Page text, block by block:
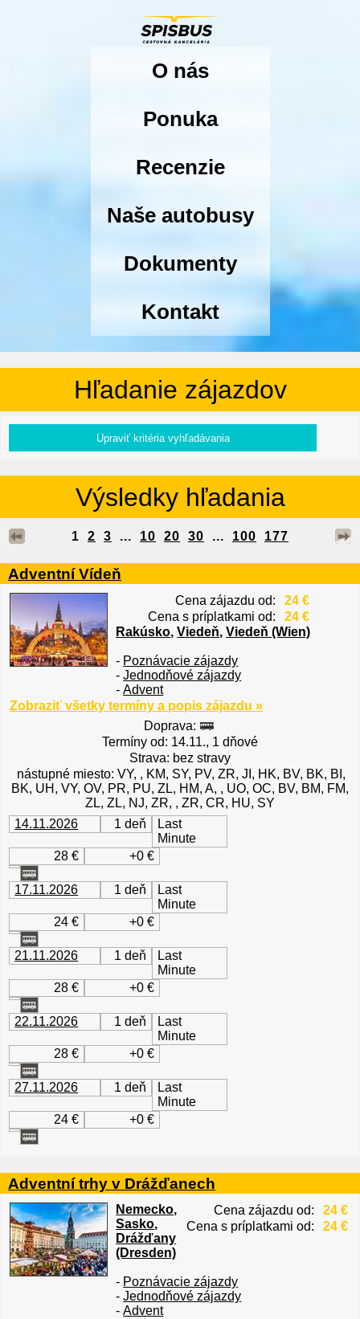
O nás
Ponuka
Recenzie
Naše autobusy
Dokumenty
Kontakt
Hľadanie zájazdov
Výsledky hľadania
1 2 3 ... 10 20 30 ... 100 177
Adventní Vídeň
Cena zájazdu od:
24 €
Cena s príplatkami od:
24 €
Rakúsko,Viedeň,Viedeň (Wien)
- Poznávacie zájazdy
-Jednodňové zájazdy
-Advent
Zobraziť všetky termíny a popis zájazdu »
Doprava:
Termíny od: 14.11., 1 dňové
Strava: bez stravy
nástupné miesto: VY, , KM, SY, PV, ZR, JI, HK, BV, BK, BI,
BK, UH, VY, OV, PR, PU, ZL, HM, A, , UO, OC, BV, BM, FM,
ZL, ZL, NJ, ZR, , ZR, CR, HU, SY
14.11.2026
1 deň
Last
Minute
28 €
+0 €
17.11.2026 1 deň
Last
Minute
24 €
+0 €
21.11.2026 1 deň
Last
Minute
28 €
+0 €
22.11.2026 1 deň
Last
Minute
28 €
+0 €
27.11.2026 1 deň
Last
Minute
24 €
+0 €
Adventní trhy v Drážďanech
Cena zájazdu od:
24 €
Cena s príplatkami od:
24 €
Nemecko,
Sasko,
Drážďany
(Dresden)
- Poznávacie zájazdy
-Jednodňové zájazdy
-Advent